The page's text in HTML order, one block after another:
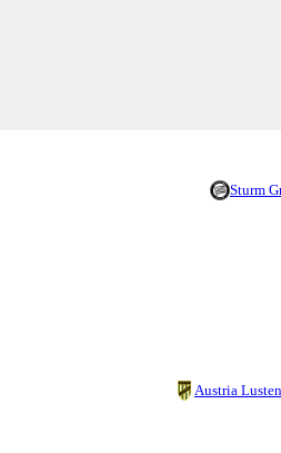
Sturm
Austria